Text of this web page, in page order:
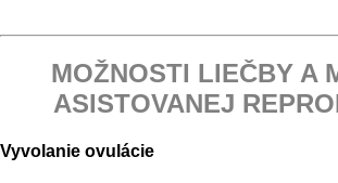
MOŽNOSTI LIEČBY A
ASISTOVANEJ
Vyvolanie ovulácie